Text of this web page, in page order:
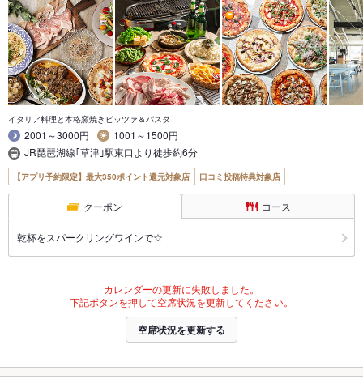
イタリア料理と本格窯焼きピッツァ＆パスタ
2001～3000円
1001～1500円
JR琵琶湖線｢草津｣駅東口より徒歩約6分
【アプリ予約限定】最大350ポイント還元対象店 口コミ投稿特典対象店
クーポン コース
乾杯をスパークリングワインで☆
カレンダーの更新に失敗しました。
下記ボタンを押して空席状況を更新してください。
空席状況を更新する